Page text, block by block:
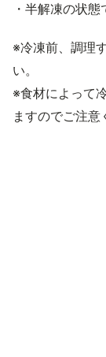
・半解凍の状態
※冷凍前、調理
い。
※食材によって
ますのでご注意